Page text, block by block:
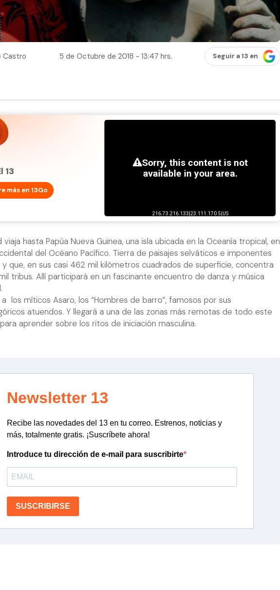
Castro 5 de Octubre de 2018 - 13:47 hrs. Seguir a 13 en
13
más en 13Go
viaja hasta Papúa Nueva Guinea, una isla ubicada en la Oceanía tropical, en
del Océano Pacífico. Tierra de paisajes selváticos e imponentes
que, en sus casi 462 mil kilómetros cuadrados de superficie, concentra
tribus. Allí participará en un fascinante encuentro de danza y música
los míticos Asaro, los “Hombres de barro”, famosos por sus
atuendos. Y llegará a una de las zonas más remotas de todo este
aprender sobre los ritos de iniciación masculina.
Newsletter 13
Recibe las novedades del 13 en tu correo. Estrenos, noticias y
más, totalmente gratis. ¡Suscríbete ahora!
Introduce tu dirección de e-mail para suscribirte
SUSCRIBIRSE